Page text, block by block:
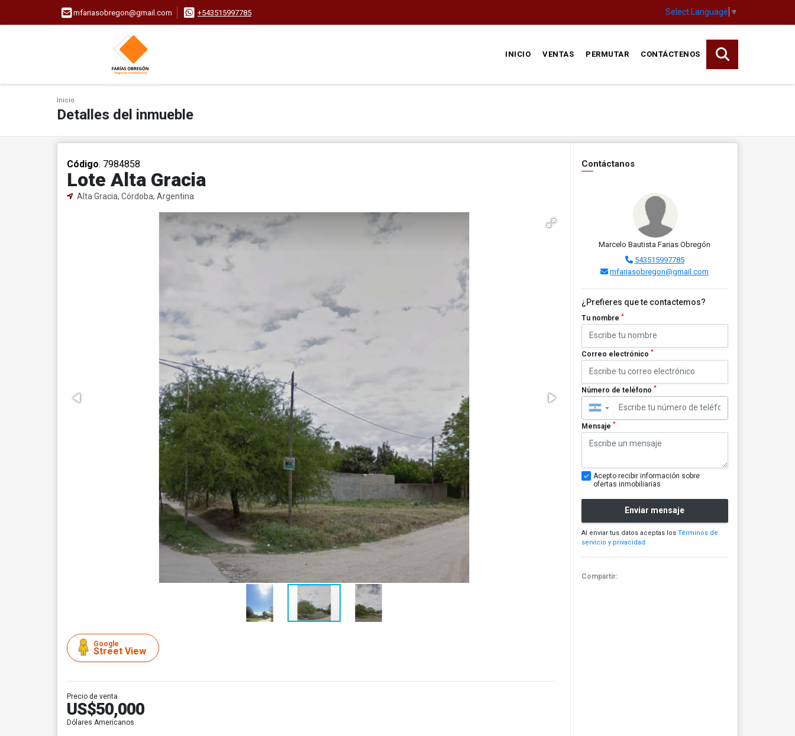
mfariasobregon@gmail.com +543515997785 Select Language ▼
INICIO VENTAS PERMUTAR CONTÁCTENOS
Inicio
Detalles del inmueble
Código. 7984858
Lote Alta Gracia
Alta Gracia, Córdoba, Argentina
Google
Street View
Precio de venta
US$50,000
Dólares Americanos
Contáctanos
Marcelo Bautista Farias Obregón
543515997785
mfariasobregon@gmail.com
¿Prefieres que te contactemos?
Tu nombre *
Correo electrónico *
Número de teléfono *
▼
Mensaje *
Acepto recibir información sobre
ofertas inmobiliarias
Enviar mensaje
Al enviar tus datos aceptas los Términos de
servicio y privacidad
Compartir: